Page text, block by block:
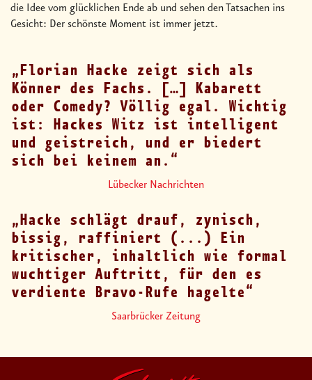
die Idee vom glücklichen Ende ab und sehen den Tatsachen ins
Gesicht: Der schönste Moment ist immer jetzt.
Florian Hacke zeigt sich als
Könner des Fachs. […] Kabarett
oder Comedy? Völlig egal. Wichtig
ist: Hackes Witz ist intelligent
und geistreich, und er biedert
sich bei keinem an.
Lübecker Nachrichten
Hacke schlägt drauf, zynisch,
bissig, raffiniert (...) Ein
kritischer, inhaltlich wie formal
wuchtiger Auftritt, für den es
verdiente Bravo-Rufe hagelte
Saarbrücker Zeitung